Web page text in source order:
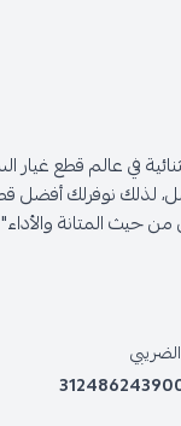
في عالم قطع غيار
لذلك نوفرلك أفضل
حيث المتانة والأداء"